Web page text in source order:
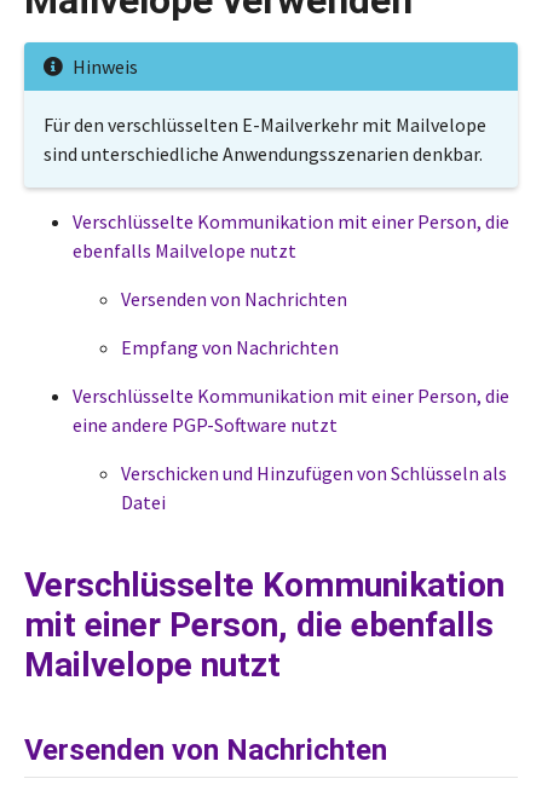
Hinweis
Für den verschlüsselten E-Mailverkehr mit Mailvelope
sind unterschiedliche Anwendungsszenarien denkbar.
Verschlüsselte Kommunikation mit einer Person, die
ebenfalls Mailvelope nutzt
Versenden von Nachrichten
Empfang von Nachrichten
Verschlüsselte Kommunikation mit einer Person, die
eine andere PGP-Software nutzt
Verschicken und Hinzufügen von Schlüsseln als
Datei
Verschlüsselte Kommunikation
mit einer Person, die ebenfalls
Mailvelope nutzt
Versenden von Nachrichten